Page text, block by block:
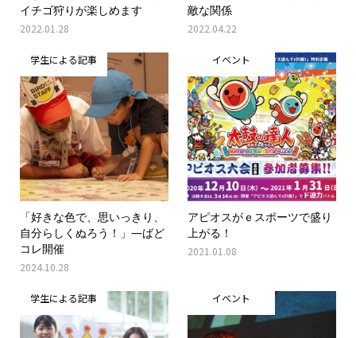
イチゴ狩りが楽しめます
2022.01.28
敵な関係
2022.04.22
学生による記事
「好きな色で、思いっきり、
自分らしくぬろう！」―ばど
コレ開催
2024.10.28
イベント
アピオスがｅスポーツで盛り
上がる！
2021.01.08
学生による記事 イベント